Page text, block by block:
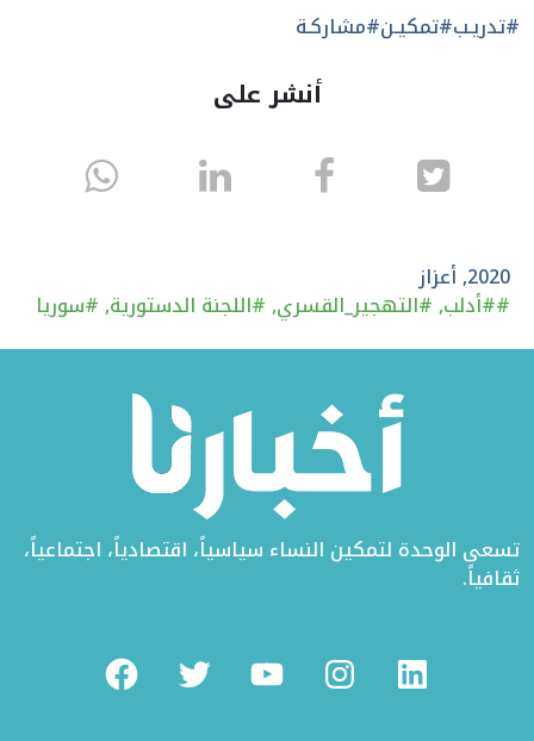
#تدريـب#تمكيـن#مشاركـة
أنشر على
انشر
تويتر
انشر
الفيسبوك
انشر
لينكد
إن
2020
,أعزاز
##أدلب,#التهجير_القسري,#اللجنة الدستورية,#سوريا
تسعى الوحدة لتمكين النساء سياسياً، اقتصادياً، اجتماعياً،
ثقافياً.
FacebookTwitterYoutubeInstagramLinkedin